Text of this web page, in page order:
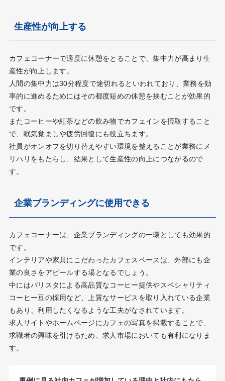
生産性が向上する
カフェコーナーで適度に休憩をとることで、集中力が高まり生
産性が向上します。
人間の集中力は30分程度で途切れるといわれており、業務を効
率的に進めるためにはその都度短めの休憩を挟むことが効果的
です。
またコーヒーや紅茶などの飲み物でカフェインを摂取すること
で、眠気覚ましや疲労回復にも役立ちます。
社員がオンオフを切り替えやすい環境を整えることが業務にメ
リハリをもたらし、結果として生産性の向上につながるので
す。
企業ブランディングに使用できる
カフェコーナーは、企業ブランディングの一環としても効果的
です。
インテリアや家具にこだわったカフェスペースは、外部にも企
業の良さをアピールする場となるでしょう。
中にはバリスタによる高品質なコーヒー提供やスペシャリティ
コーヒー豆の採用など、上質なサービスを取り入れている企業
もあり、利用したくなるような工夫がなされています。
求人サイトやホームページにカフェの写真を掲載することで、
求職者の興味を引けるため、求人市場においても有利になりま
す。